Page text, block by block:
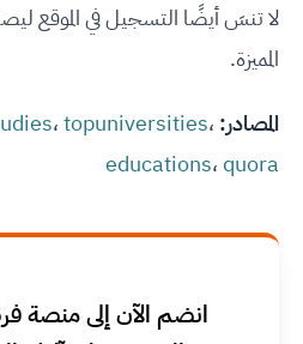
لا تنسَ أيضًا التسجيل في الموقع
المميزة.
المصادر:
،topuniversities،
educations، quora
انضم الآن إلى منصة